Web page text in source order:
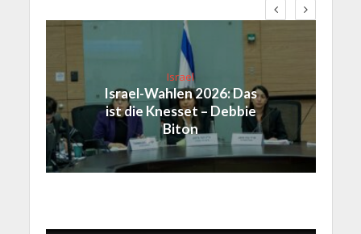
Israel
Israel-Wahlen 2026: Das
ist die Knesset – Debbie
Biton